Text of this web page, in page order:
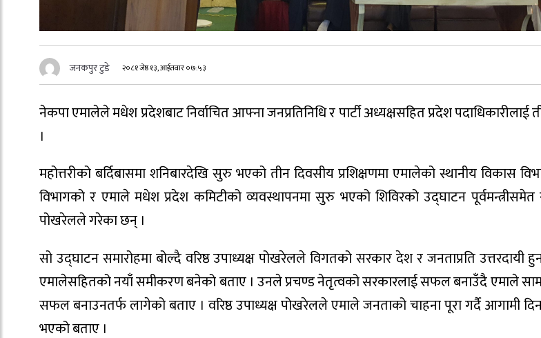
जनकपुर टुडे २०८१ जेष्ठ १३, आईतवार ०७:५३
नेकपा एमालेले मधेश प्रदेशबाट निर्वाचित आफ्ना जनप्रतिनिधि र पार्टी अध्यक्षसहित प्रदेश पदाधिकारीलाई
।
महोत्तरीको बर्दिबासमा शनिबारदेखि सुरु भएको तीन दिवसीय प्रशिक्षणमा एमालेको स्थानीय विकास
विभागको र एमाले मधेश प्रदेश कमिटीको व्यवस्थापनमा सुरु भएको शिविरको उद्घाटन पूर्वमन्त्रीसमेत
पोखरेलले गरेका छन् ।
सो उद्घाटन समारोहमा बोल्दै वरिष्ठ उपाध्यक्ष पोखरेलले विगतको सरकार देश र जनताप्रति उत्तरदायी
एमालेसहितको नयाँ समीकरण बनेको बताए । उनले प्रचण्ड नेतृत्वको सरकारलाई सफल बनाउँदै एमाले
सफल बनाउनतर्फ लागेको बताए । वरिष्ठ उपाध्यक्ष पोखरेलले एमाले जनताको चाहना पूरा गर्दै आगामी
भएको बताए ।